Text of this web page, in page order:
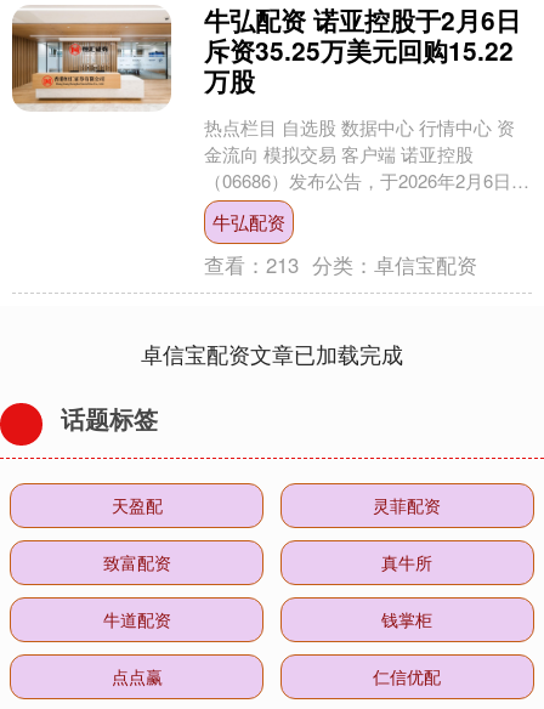
牛弘配资 诺亚控股于2月6日
斥资35.25万美元回购15.22
万股
热点栏目 自选股 数据中心 行情中心 资
金流向 模拟交易 客户端 诺亚控股
（06686）发布公告，于2026年2月6日斥
资35.25万美元回购15.22万股。 ....
牛弘配资
查看：213 分类：卓信宝配资
卓信宝配资文章已加载完成
话题标签
天盈配 灵菲配资
致富配资 真牛所
牛道配资 钱掌柜
点点赢 仁信优配